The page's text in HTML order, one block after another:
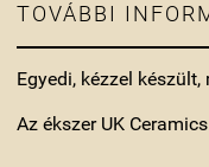
TOVÁBBI
Egyedi, kézzel
Az ékszer UK